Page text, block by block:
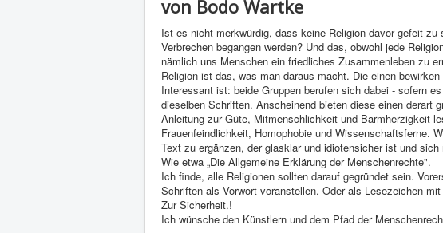
von Bodo Wartke
Ist es nicht merkwürdig, dass keine Religion davor gefeit
Verbrechen begangen werden? Und das, obwohl jede
nämlich uns Menschen ein friedliches Zusammenleben zu
Religion ist das, was man daraus macht. Die einen
Interessant ist: beide Gruppen berufen sich dabei - sofern
dieselben Schriften. Anscheinend bieten diese einen derart
Anleitung zur Güte, Mitmenschlichkeit und Barmherzigkeit
Frauenfeindlichkeit, Homophobie und Wissenschaftsferne.
Text zu ergänzen, der glasklar und idiotensicher ist und
Wie etwa „Die Allgemeine Erklärung der Menschenrechte".
Ich finde, alle Religionen sollten darauf gegründet sein.
Schriften als Vorwort voranstellen. Oder als Lesezeichen mit
Zur Sicherheit.!
Ich wünsche den Künstlern und dem Pfad der